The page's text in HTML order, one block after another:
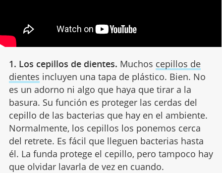
1. Los cepillos de dientes. Muchos cepillos de
dientes incluyen una tapa de plástico. Bien. No
es un adorno ni algo que haya que tirar a la
basura. Su función es proteger las cerdas del
cepillo de las bacterias que hay en el ambiente.
Normalmente, los cepillos los ponemos cerca
del retrete. Es fácil que lleguen bacterias hasta
él. La funda protege el cepillo, pero tampoco hay
que olvidar lavarla de vez en cuando.